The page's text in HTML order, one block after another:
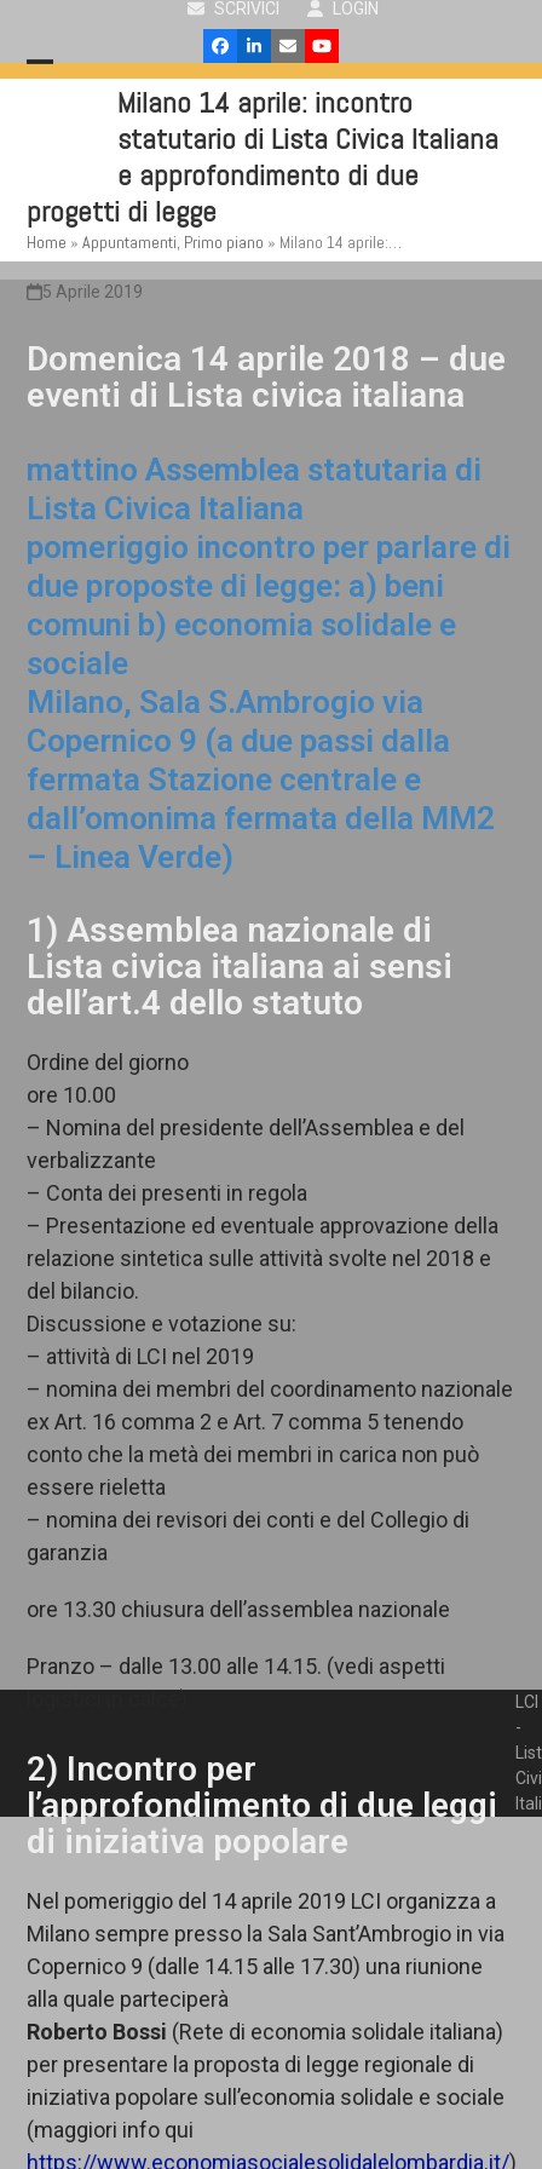
content
SCRIVICI LOGIN
Facebook
LinkedIn
EmailYouTube
Milano 14 aprile: incontro
statutario di Lista Civica Italiana
e approfondimento di due
progetti di legge
Home »Appuntamenti, Primo piano » Milano 14 aprile:…
5 Aprile 2019
Domenica 14 aprile 2018 – due
eventi di Lista civica italiana
mattino Assemblea statutaria di
Lista Civica Italiana
pomeriggio incontro per parlare di
due proposte di legge: a) beni
comuni b) economia solidale e
sociale
Milano, Sala S.Ambrogio via
Copernico 9 (a due passi dalla
fermata Stazione centrale e
dall’omonima fermata della MM2
– Linea Verde)
1) Assemblea nazionale di
Lista civica italiana ai sensi
dell’art.4 dello statuto
Ordine del giorno
ore 10.00
– Nomina del presidente dell’Assemblea e del
verbalizzante
– Conta dei presenti in regola
– Presentazione ed eventuale approvazione della
relazione sintetica sulle attività svolte nel 2018 e
del bilancio.
Discussione e votazione su:
– attività di LCI nel 2019
– nomina dei membri del coordinamento nazionale
ex Art. 16 comma 2 e Art. 7 comma 5 tenendo
conto che la metà dei membri in carica non può
essere rieletta
– nomina dei revisori dei conti e del Collegio di
garanzia
ore 13.30 chiusura dell’assemblea nazionale
Pranzo – dalle 13.00 alle 14.15. (vedi aspetti
2) Incontro per
l’approfondimento di due leggi
di iniziativa popolare
Nel pomeriggio del 14 aprile 2019 LCI organizza a
Milano sempre presso la Sala Sant’Ambrogio in via
Copernico 9 (dalle 14.15 alle 17.30) una riunione
alla quale parteciperà
Roberto Bossi (Rete di economia solidale italiana)
per presentare la proposta di legge regionale di
iniziativa popolare sull’economia solidale e sociale
(maggiori info qui
https://www.economiasocialesolidalelombardia.it/)
LCI
-